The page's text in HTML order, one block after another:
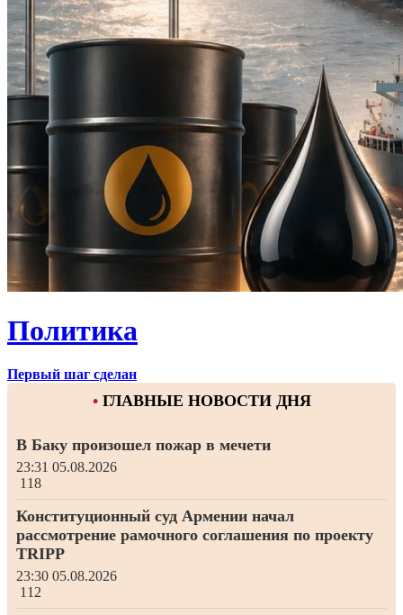
Политика
Первый шаг сделан
•ГЛАВНЫЕ НОВОСТИ ДНЯ
В Баку произошел пожар в мечети
23:31 05.08.2026
118
Конституционный суд Армении начал
рассмотрение рамочного соглашения по проекту
TRIPP
23:30 05.08.2026
112